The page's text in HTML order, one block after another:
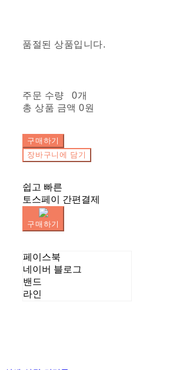
품절된 상품입니다.
주문 수량
0개
총 상품 금액 0원
구매하기
장바구니에 담기
쉽고 빠른
토스페이 간편결제
구매하기
페이스북
네이버 블로그
밴드
라인